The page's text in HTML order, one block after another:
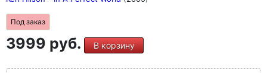
Под заказ
3999 руб. В корзину